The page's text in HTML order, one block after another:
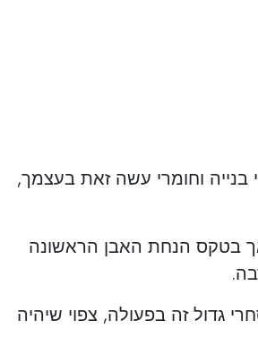
בנייה וחומרי עשה זאת בעצמך,
בטקס הנחת האבן הראשונה
גדול זה בפעולה, צפוי שיהיה